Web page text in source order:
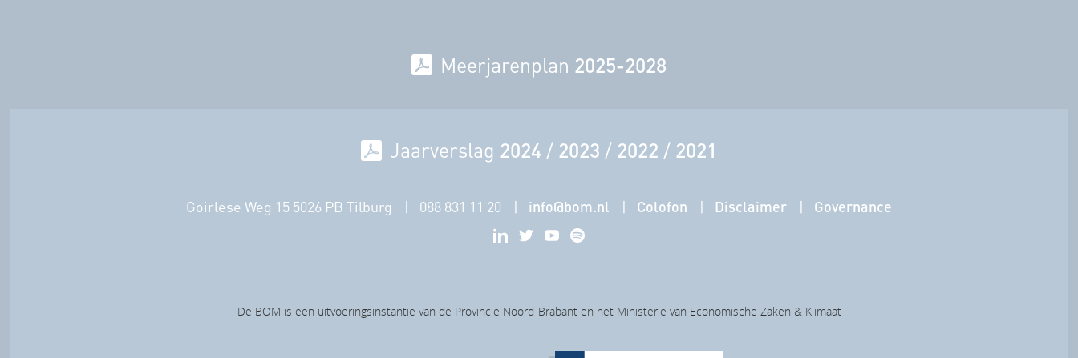
Meerjarenplan 2025-2028
Jaarverslag 2024 / 2023 / 2022 / 2021
Goirlese Weg 15 5026 PB Tilburg 088 831 11 20 info@bom.nl Colofon Disclaimer Governance
De BOM is een uitvoeringsinstantie van de Provincie Noord-Brabant en het Ministerie van Economische Zaken & Klimaat